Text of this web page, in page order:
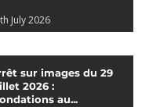
July 2026
sur images du 29
2026 :
au...